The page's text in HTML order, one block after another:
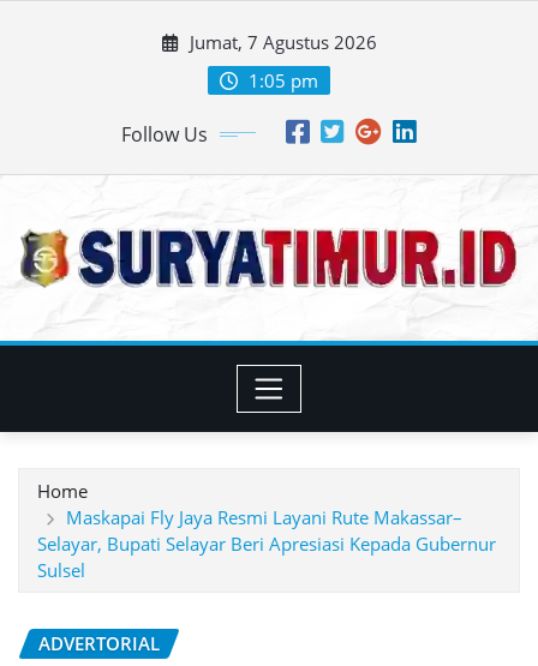
Jumat, 7 Agustus 2026
1:05 pm
Follow Us
Home
Maskapai Fly Jaya Resmi Layani Rute Makassar–
Selayar, Bupati Selayar Beri Apresiasi Kepada Gubernur
Sulsel
ADVERTORIAL